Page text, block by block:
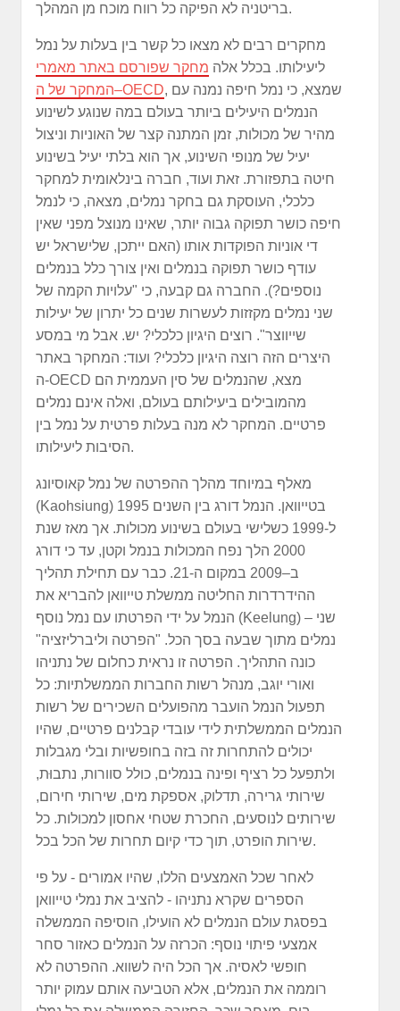
בריטניה לא הפיקה כל רווח מוכח מן המהלך.
מחקרים רבים לא מצאו כל קשר בין בעלות על נמל
ליעילותו. בכלל אלה מחקר שפורסם באתר מאמרי
המחקר של ה–OECD, שמצא, כי נמל חיפה נמנה עם
הנמלים היעילים ביותר בעולם במה שנוגע לשינוע
מהיר של מכולות, זמן המתנה קצר של האוניות וניצול
יעיל של מנופי השינוע, אך הוא בלתי יעיל בשינוע
חיטה בתפזורת. זאת ועוד, חברה בינלאומית למחקר
כלכלי, העוסקת גם בחקר נמלים, מצאה, כי לנמל
חיפה כושר תפוקה גבוה יותר, שאינו מנוצל מפני שאין
די אוניות הפוקדות אותו (האם ייתכן, שלישראל יש
עודף כושר תפוקה בנמלים ואין צורך כלל בנמלים
נוספים?). החברה גם קבעה, כי "עלויות הקמה של
שני נמלים מקזזות לעשרות שנים כל יתרון של יעילות
שייווצר". רוצים היגיון כלכלי? יש. אבל מי במסע
היצרים הזה רוצה היגיון כלכלי? ועוד: המחקר באתר
ה-OECD מצא, שהנמלים של סין העממית הם
מהמובילים ביעילותם בעולם, ואלה אינם נמלים
פרטיים. המחקר לא מנה בעלות פרטית על נמל בין
הסיבות ליעילותו.
מאלף במיוחד מהלך ההפרטה של נמל קאוסיונג
(Kaohsiung) בטייוואן. הנמל דורג בין השנים 1995
ל-1999 כשלישי בעולם בשינוע מכולות. אך מאז שנת
2000 הלך נפח המכולות בנמל וקטן, עד כי דורג
ב–2009 במקום ה-21. כבר עם תחילת תהליך
ההידרדרות החליטה ממשלת טייוואן להבריא את
הנמל על ידי הפרטתו עם נמל נוסף (Keelung) – שני
נמלים מתוך שבעה בסך הכל. "הפרטה וליברליזציה"
כונה התהליך. הפרטה זו נראית כחלום של נתניהו
ואורי יוגב, מנהל רשות החברות הממשלתיות: כל
תפעול הנמל הועבר מהפועלים השכירים של רשות
הנמלים הממשלתית לידי עובדי קבלנים פרטיים, שהיו
יכולים להתחרות זה בזה בחופשיות ובלי מגבלות
ולתפעל כל רציף ופינה בנמלים, כולל סוורות, נתבוּת,
שירותי גרירה, תדלוק, אספקת מים, שירותי חירום,
שירותים לנוסעים, החכרת שטחי אחסון למכולות. כל
שירות הופרט, תוך כדי קיום תחרות של הכל בכל.
לאחר שכל האמצעים הללו, שהיו אמורים - על פי
הספרים שקרא נתניהו - להציב את נמלי טייוואן
בפסגת עולם הנמלים לא הועילו, הוסיפה הממשלה
אמצעי פיתוי נוסף: הכרזה על הנמלים כאזור סחר
חופשי לאסיה. אך הכל היה לשווא. ההפרטה לא
רוממה את הנמלים, אלא הטביעה אותם עמוק יותר